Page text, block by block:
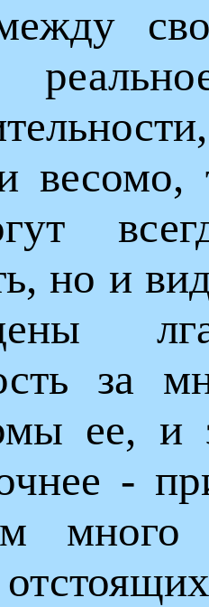
весомо,
но и
за
ее, и
-
много